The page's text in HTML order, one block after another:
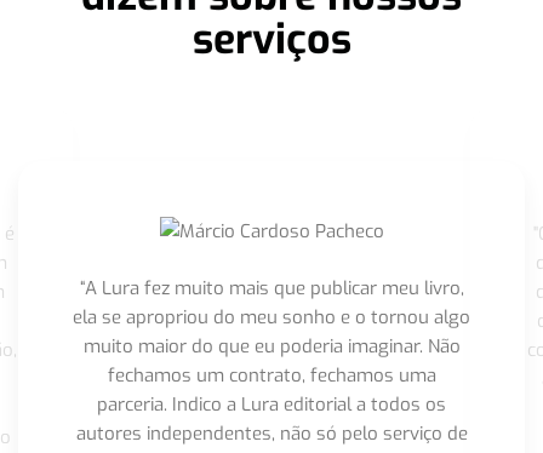
serviços
“A Lura fez muito mais que publicar meu livro,
ela se apropriou do meu sonho e o tornou algo
muito maior do que eu poderia imaginar. Não
fechamos um contrato, fechamos uma
parceria. Indico a Lura editorial a todos os
autores independentes, não só pelo serviço de